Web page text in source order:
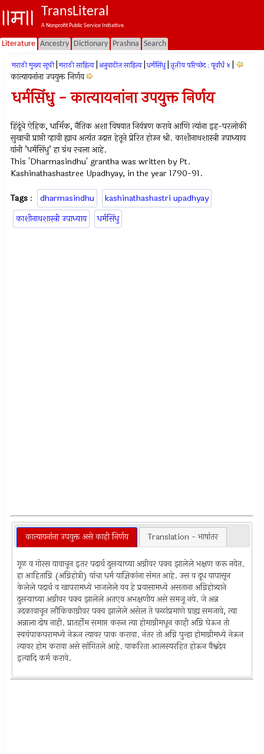
TransLiteral
A Nonprofit Public Service Initiative.
Literature Ancestry Dictionary Prashna Search
मराठी मुख्य सूची मराठी साहित्य अनुवादीत साहित्य धर्मसिंधु तृतीय परिच्छेद : पूर्वार्ध ४
कात्यायनांना उपयुक्त निर्णय
धर्मसिंधु - कात्यायनांना उपयुक्त निर्णय
हिंदूंचे ऐहिक, धार्मिक, नैतिक अशा विषयात नियंत्रण करावे आणि त्यांना इह-परलोकी
सुखाची प्राप्ती व्हावी ह्याच अत्यंत उदात्त हेतूने प्रेरित होउन श्री. काशीनाथशास्त्री उपाध्याय
यांनी ’धर्मसिंधु’ हा ग्रंथ रचला आहे.
This 'Dharmasindhu' grantha was written by Pt.
Kashinathashastree Upadhyay, in the year 1790-91.
Tags : dharmasindhu
kashinathashastri upadhyay
काशीनाथशास्त्री उपाध्याय
धर्मसिंधु
कात्यायनांना उपयुक्त असे काही निर्णय Translation - भाषांतर
गूळ व गोरस यावाचून इतर पदार्थ दुसर्‍याच्या अग्नीवर पक्व झालेले भक्षण करू नयेत.
हा आहिताग्नि (अग्निहोत्री) यांचा धर्म याज्ञिकांना संमत आहे. उस व दूध यापासून
केलेले पदार्थ व खापरामध्ये भाजलेले यव हे प्रवासामध्ये असताना अग्निहोत्र्याने
दुसर्‍याच्या अग्नीवर पक्व झालेले अतएव अभक्षणीय असे समजू नये. जे अन्न
उदकावाचून लौकिकाग्नीवर पक्व झालेले असेल ते फळांप्रमाणे ग्राह्य समजावे, त्या
अन्नाला दोष नाही. प्रातर्होम समाप्त करून त्या होमाग्नीमधून काही अग्नि घेऊन तो
स्वयंपाकघरामध्ये नेऊन त्यावर पाक करावा. नंतर तो अग्नि पुन्हा होमाग्नीमध्ये नेऊन
त्यावर होम करावा असे सांगितले आहे. याकरिता आलस्यरहित होऊन वैश्वदेव
इत्यादि कर्म करावे.